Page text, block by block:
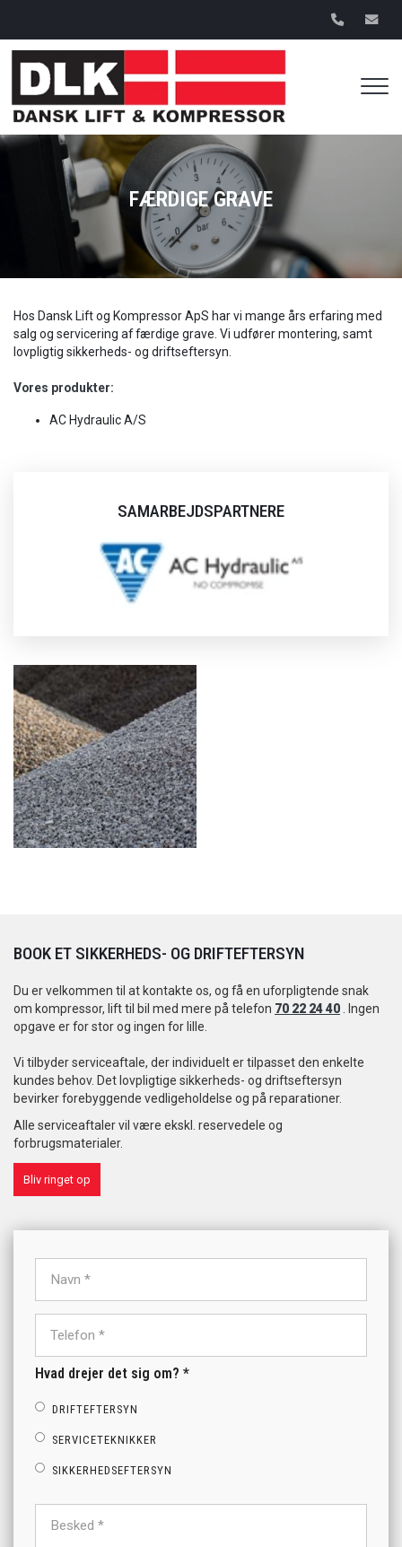
hovedindhold
FÆRDIGE GRAVE
FÆRDIGE GRAVE
Hos Dansk Lift og Kompressor ApS har vi mange års erfaring med
salg og servicering af færdige grave. Vi udfører montering, samt
lovpligtig sikkerheds- og driftseftersyn.
Vores produkter:
AC Hydraulic A/S
SAMARBEJDSPARTNERE
BOOK ET SIKKERHEDS- OG DRIFTEFTERSYN
Du er velkommen til at kontakte os, og få en uforpligtende snak
om kompressor, lift til bil med mere på telefon 70 22 24 40 . Ingen
opgave er for stor og ingen for lille.
Vi tilbyder serviceaftale, der individuelt er tilpasset den enkelte
kundes behov. Det lovpligtige sikkerheds- og driftseftersyn
bevirker forebyggende vedligeholdelse og på reparationer.
Alle serviceaftaler vil være ekskl. reservedele og
forbrugsmaterialer.
Bliv ringet op
Hvad drejer det sig om? *
DRIFTEFTERSYN
SERVICETEKNIKKER
SIKKERHEDSEFTERSYN